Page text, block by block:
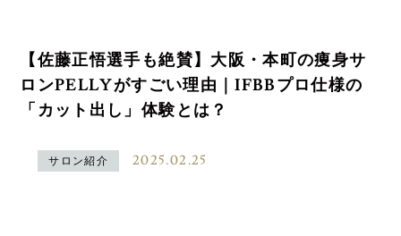
【佐藤正悟選手も絶賛】大阪・本町の痩身サ
ロンPELLYがすごい理由｜IFBBプロ仕様の
「カット出し」体験とは？
サロン紹介 2025.02.25